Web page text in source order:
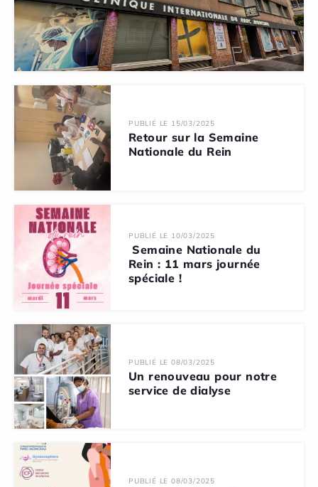
PUBLIÉ LE 15/03/2025
Retour sur la Semaine
Nationale du Rein
PUBLIÉ LE 10/03/2025
Semaine Nationale du
Rein : 11 mars journée
spéciale !
PUBLIÉ LE 08/03/2025
Un renouveau pour notre
service de dialyse
PUBLIÉ LE 08/03/2025